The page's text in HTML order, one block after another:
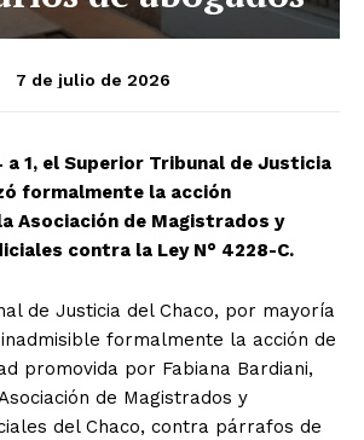
7 de julio de 2026
a 1, el Superior Tribunal de Justicia
formalmente la acción
Asociación de Magistrados y
contra la Ley N° 4228-C.
de Justicia del Chaco, por mayoría
formalmente la acción de
promovida por Fabiana Bardiani,
de Magistrados y
del Chaco, contra párrafos de